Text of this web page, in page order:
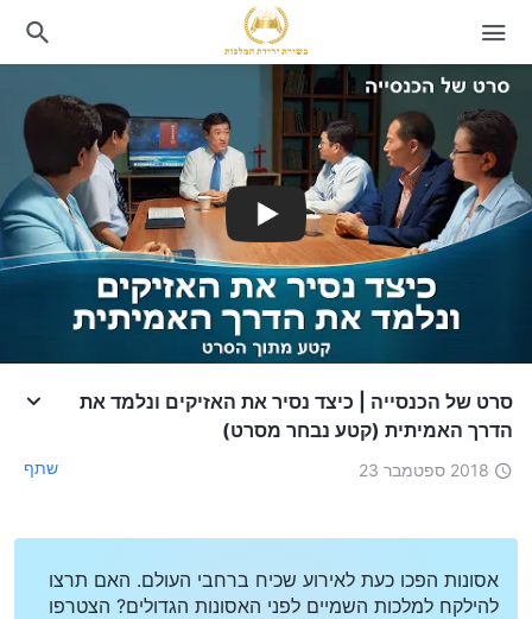
סרט של הכנסייה | כיצד נסיר את האזיקים ונלמד את
הדרך האמיתית (קטע נבחר מסרט)
2018 ספטמבר 23 שתף
אסונות הפכו כעת לאירוע שכיח ברחבי העולם. האם תרצו
להילקח למלכות השמיים לפני האסונות הגדולים? הצטרפו